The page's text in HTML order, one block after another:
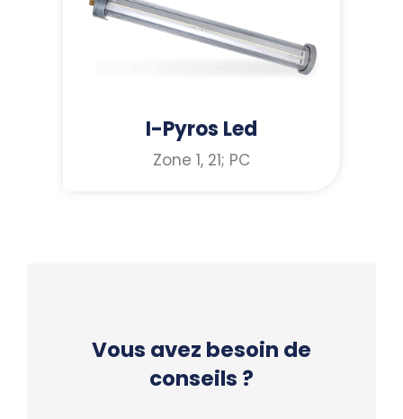
I-Pyros Led
Zone 1, 21; PC
Vous avez besoin de
conseils ?